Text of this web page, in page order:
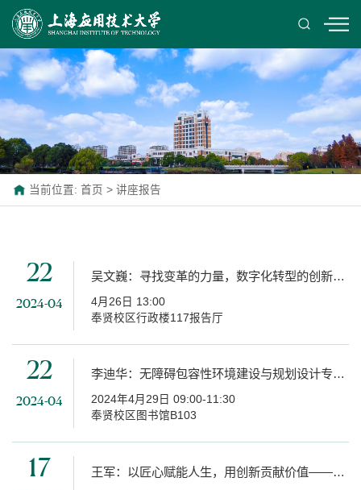
当前位置:首页 >讲座报告
22
2024-04
吴文巍：寻找变革的力量，数字化转型的创新实践
4月26日 13:00
奉贤校区行政楼117报告厅
22
2024-04
李迪华：无障碍包容性环境建设与规划设计专业前沿
2024年4月29日 09:00-11:30
奉贤校区图书馆B103
17 王军：以匠心赋能人生，用创新贡献价值——工人也能像科学家一样工作